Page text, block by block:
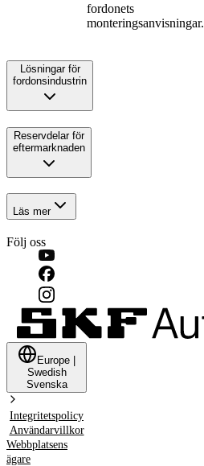
fordonets
monteringsanvisningar.
Lösningar för
fordonsindustrin
Reservdelar för
eftermarknaden
Läs mer
Följ oss
Europe
Swedish
Svenska
Integritetspolicy
Användarvillkor
Webbplatsens
ägare